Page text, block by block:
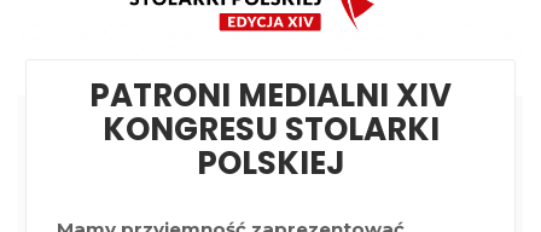
PATRONI MEDIALNI XIV
KONGRESU STOLARKI
POLSKIEJ